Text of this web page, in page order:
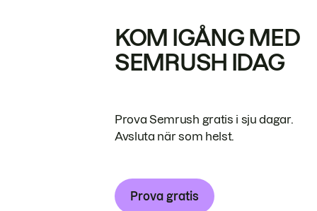
KOM IGÅNG MED
SEMRUSH IDAG
Prova Semrush gratis i sju dagar.
Avsluta när som helst.
Prova gratis